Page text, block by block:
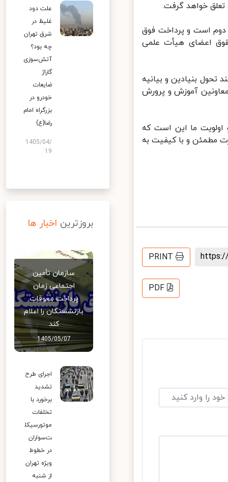
خواهد گرفت.
است و پرداخت فوق
اعضای هیأت علمی
تحول بنیادین و بیانیه
آموزش و پرورش
اجرایی خواهد شد و اولویت ما این است که
مطمئن و با کیفیت به
PRINT
PDF
علت دود
غلیظ در
شرق تهران
چه بود؟
آتش‌سوزی
گاراژ
ضایعات
خودرو در
بزرگراه امام
رضا(ع)
1405/04/
19
بروزترین اخبار ها
سازمان تأمین
اجتماعی زمان
پرداخت معوقات
بازنشستگان را اعلام
کند
1405/05/07
اجرای طرح
تشدید
برخورد با
تخلفات
موتورسیکل
ت‌سواران
در خطوط
ویژه تهران
از شنبه